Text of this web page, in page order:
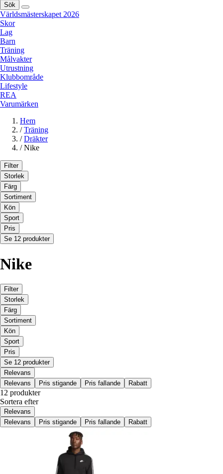
Sök
Världsmästerskapet 2026
Skor
Lag
Barn
Träning
Målvakter
Utrustning
Klubbområde
Lifestyle
REA
Varumärken
Hem
/ Träning
/ Dräkter
/ Nike
Filter
Storlek
Färg
Sortiment
Kön
Sport
Pris
Se 12 produkter
Nike
Filter
Storlek
Färg
Sortiment
Kön
Sport
Pris
Se 12 produkter
Relevans
Relevans
Pris stigande Pris fallande Rabatt
12 produkter
Sortera efter
Relevans
Relevans
Pris stigande Pris fallande Rabatt